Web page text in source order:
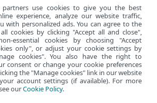
повну версію
use cookies to give you the best
experience, analyze our website traffic,
with personalized ads. You can agree to the
cookies by clicking "Accept all and close",
essential cookies by choosing "Accept
only", or adjust your cookie settings by
cookies". You also have the right to
consent or change your cookie preferences
the "Manage cookies" link in our website
account settings (if available). For more
ourCookie Policy.